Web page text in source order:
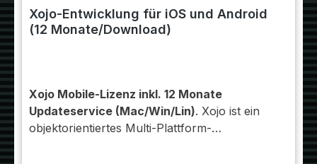
Xojo-Entwicklung für iOS und Android
(12 Monate/Download)
Xojo Mobile-Lizenz inkl. 12 Monate
Updateservice (Mac/Win/Lin). Xojo ist ein
objektorientiertes Multi-Plattform-